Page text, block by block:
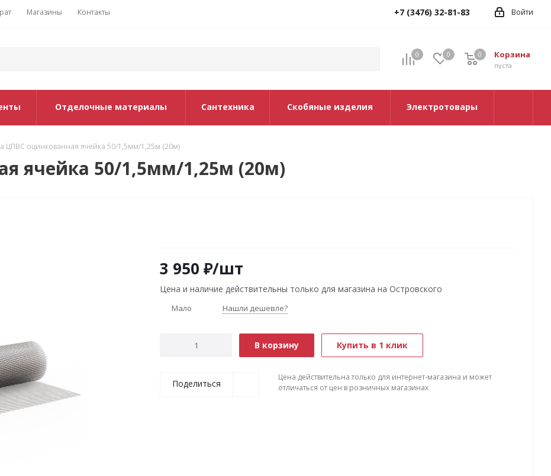
Магазины Контакты Войти
+7 (3476) 32-81-83
0 0 Корзина
0
пуста
0
Отделочные материалы Сантехника Скобяные изделия Электротовары
ЦПВС оцинкованная ячейка 50/1,5мм/1,25м (20м)
ячейка 50/1,5мм/1,25м (20м)
3 950 ₽/шт
Цена и наличие действительны только для магазина на Островского
Мало Нашли дешевле?
В корзину Купить в 1 клик
Поделиться
Цена действительна только для интернет-магазина и может
отличаться от цен в розничных магазинах